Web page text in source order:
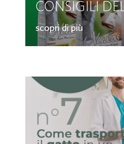
CONSIGILI
scopri di più